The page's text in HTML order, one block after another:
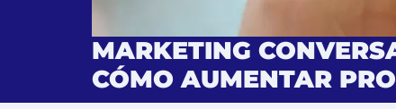
MARKETING
CÓMO AUMENTAR